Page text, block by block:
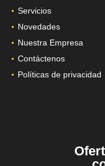
Servicios
Novedades
Nuestra Empresa
Contáctenos
Políticas de privacidad